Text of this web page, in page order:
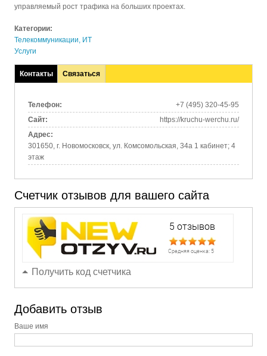
управляемый рост трафика на больших проектах.
Категории:
Телекоммуникации, ИТ
Услуги
Контакты
(активная
Связаться
Телефон:
+7 (495) 320-45-95
Сайт:
https://kruchu-werchu.ru/
Адрес:
301650, г. Новомосковск, ул. Комсомольская, 34а​ 1 кабинет; 4
этаж
Счетчик отзывов для вашего сайта
Получить код счетчика
Добавить отзыв
Ваше имя